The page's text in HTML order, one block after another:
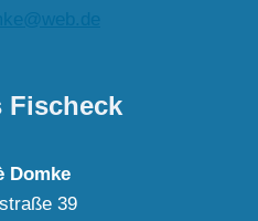
Fischeck
Domke
39